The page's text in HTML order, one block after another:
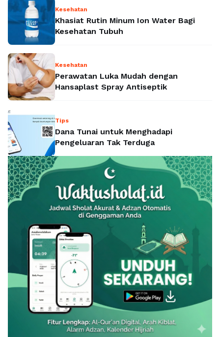
Kesehatan
Khasiat Rutin Minum Ion Water Bagi
Kesehatan Tubuh
Kesehatan
Perawatan Luka Mudah dengan
Hansaplast Spray Antiseptik
Tips
Dana Tunai untuk Menghadapi
Pengeluaran Tak Terduga